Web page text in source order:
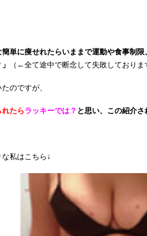
簡単に痩せれたらいままで運動や食事制
（←全て途中で断念して失敗しておりま
のですが、
たらラッキーでは？ と思い、この紹介さ
私はこちら↓